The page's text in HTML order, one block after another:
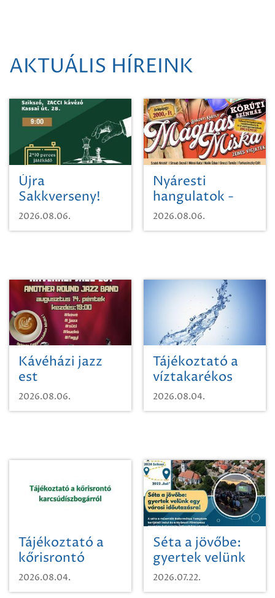
AKTUÁLIS HÍREINK
Újra
Sakkverseny!
2026.08.06.
Nyáresti
hangulatok -
Mágnás Miska
2026.08.06.
Kávéházi jazz
est
2026.08.06.
Tájékoztató a
víztakarékos
vízhasználatról
2026.08.04.
Tájékoztató a
kőrisrontó
karcsúdíszbogárról
2026.08.04.
Séta a jövőbe:
gyertek velünk
egy városi
időutazásra!
2026.07.22.